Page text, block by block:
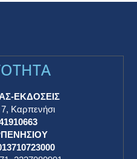
ΕΚΔΟΣΕΙΣ
Καρπενήσι